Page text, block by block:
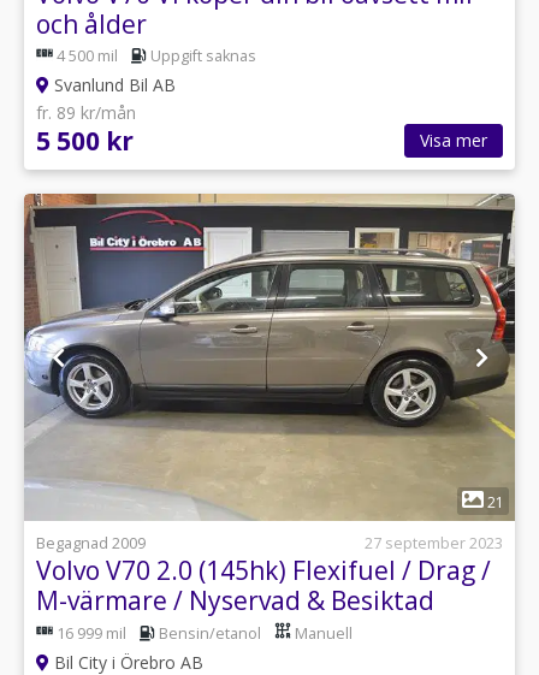
och ålder
4 500 mil Uppgift saknas
Svanlund Bil AB
fr. 89 kr/mån
5 500 kr Visa mer
21
Begagnad 2009
27 september 2023
Volvo V70 2.0 (145hk) Flexifuel / Drag /
M-värmare / Nyservad & Besiktad
16 999 mil Bensin/etanol Manuell
Bil City i Örebro AB